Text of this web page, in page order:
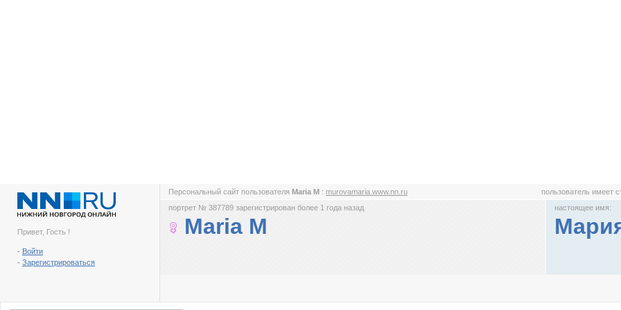
Привет, Гость !
- Войти
- Зарегистрироваться
Персональный сайт пользователя Maria M : murovamaria.www.nn.ru пользователь имеет
портрет № 387789 зарегистрирован более 1 года назад
Maria M
настоящее имя: